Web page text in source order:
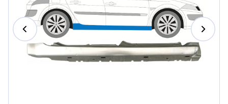
Magyar
Português